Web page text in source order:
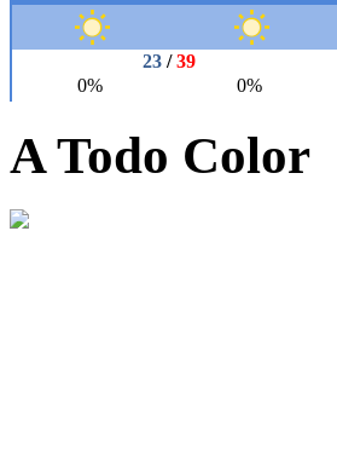
A Todo Color